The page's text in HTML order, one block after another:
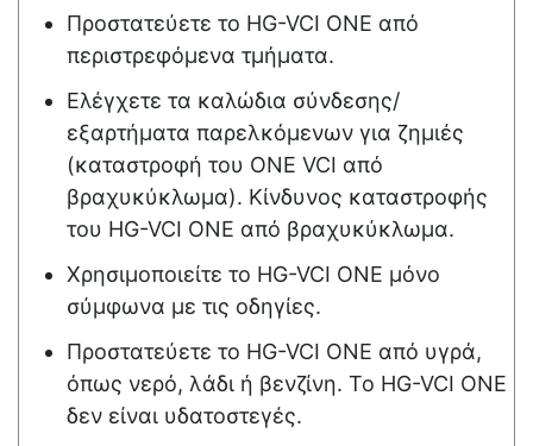
Προστατεύετε το HG-VCI ONE από
περιστρεφόμενα τμήματα.
Ελέγχετε τα καλώδια σύνδεσης/
εξαρτήματα παρελκόμενων για ζημιές
(καταστροφή του ONE VCI από
βραχυκύκλωμα). Κίνδυνος καταστροφής
του HG-VCI ONE από βραχυκύκλωμα.
Χρησιμοποιείτε το HG-VCI ONE μόνο
σύμφωνα με τις οδηγίες.
Προστατεύετε το HG-VCI ONE από υγρά,
όπως νερό, λάδι ή βενζίνη. Το HG-VCI ONE
δεν είναι υδατοστεγές.